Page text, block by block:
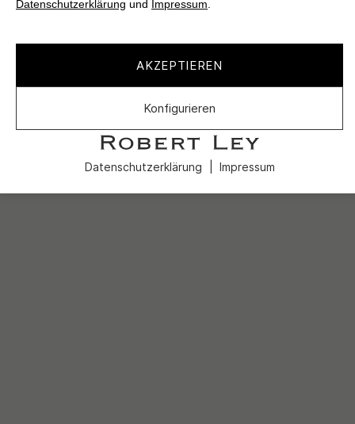
Datenschutzerklärung und Impressum.
AKZEPTIEREN
Konfigurieren
Datenschutzerklärung Impressum